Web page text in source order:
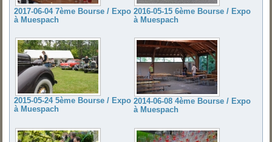
2017-06-04 7ème Bourse / Expo
à Muespach
2016-05-15 6ème Bourse / Expo
à Muespach
2015-05-24 5ème Bourse / Expo
à Muespach
2014-06-08 4ème Bourse / Expo
à Muespach